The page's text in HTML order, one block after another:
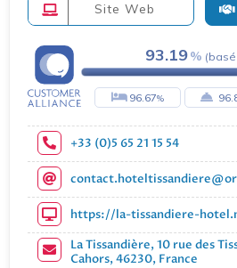
Site Web
93.19 (
96.67
+33 (0)5 65 21 15 54
https://la-tissandiere-
La Tissandière, 10 rue des
Cahors, 46230, France